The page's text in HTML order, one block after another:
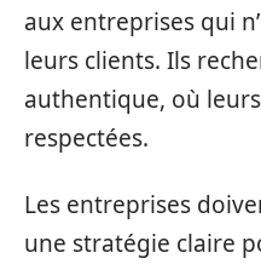
aux entreprises qui
leurs clients. Ils
authentique, où
respectées.
Les entreprises
une stratégie claire